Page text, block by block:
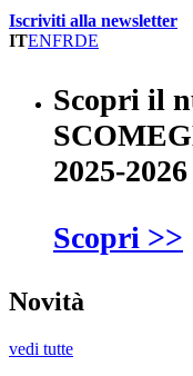
Iscriviti alla newsletter
ITENFRDE
Scopri il
2025-2026
Scopri >>
Novità
vedi tutte